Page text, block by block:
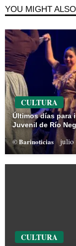
YOU MIGHT
CULTURA
Últimos días para
Juvenil de Río
© Barinoticias julio
CULTURA